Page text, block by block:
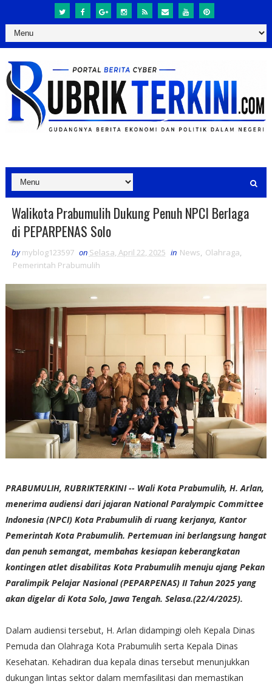
Walikota Prabumulih Dukung Penuh NPCI Berlaga
di PEPARPENAS Solo
by myblog123597 on Selasa, April 22, 2025 in News, Olahraga,
Pemerintah Prabumulih
PRABUMULIH, RUBRIKTERKINI -- Wali Kota Prabumulih, H. Arlan,
menerima audiensi dari jajaran National Paralympic Committee
Indonesia (NPCI) Kota Prabumulih di ruang kerjanya, Kantor
Pemerintah Kota Prabumulih. Pertemuan ini berlangsung hangat
dan penuh semangat, membahas kesiapan keberangkatan
kontingen atlet disabilitas Kota Prabumulih menuju ajang Pekan
Paralimpik Pelajar Nasional (PEPARPENAS) II Tahun 2025 yang
akan digelar di Kota Solo, Jawa Tengah. Selasa.(22/4/2025).
Dalam audiensi tersebut, H. Arlan didampingi oleh Kepala Dinas
Pemuda dan Olahraga Kota Prabumulih serta Kepala Dinas
Kesehatan. Kehadiran dua kepala dinas tersebut menunjukkan
dukungan lintas sektor dalam memfasilitasi dan memastikan